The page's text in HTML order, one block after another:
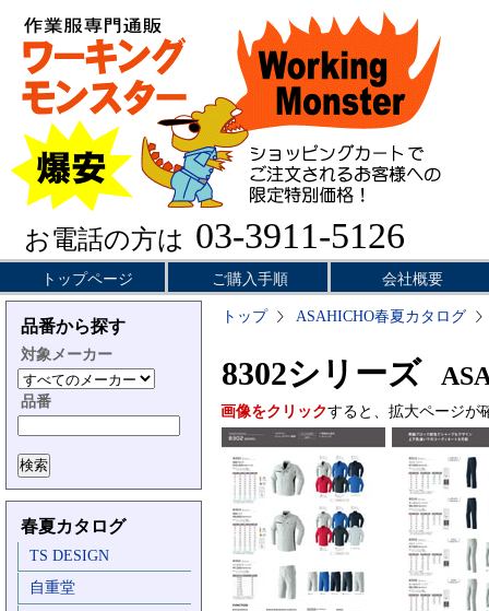
お電話の方は 03-3911-5126
トップページ ご購入手順 会社概要
品番から探す
対象メーカー
品番
春夏カタログ
TS DESIGN
自重堂
トップ ASAHICHO春夏カタログ
8302シリーズ
画像をクリックすると、拡大ページが